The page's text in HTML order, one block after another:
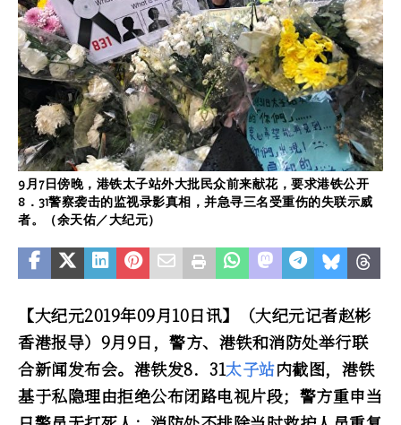
9月7日傍晚，港铁太子站外大批民众前来献花，要求港铁公开
8．31警察袭击的监视录影真相，并急寻三名受重伤的失联示威
者。（余天佑／大纪元）
【大纪元2019年09月10日讯】（大纪元记者赵彬
香港报导）9月9日，警方、港铁和消防处举行联
合新闻发布会。港铁发8．31太子站内截图，港铁
基于私隐理由拒绝公布闭路电视片段；警方重申当